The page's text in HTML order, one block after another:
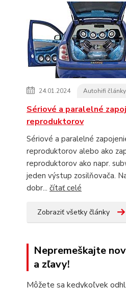
24.01.2024 Autohifi články
Sériové a paralelné
reproduktorov
Sériové a paralelné
reproduktorov alebo ako
reproduktorov ako napr.
jeden výstup zosilňovača.
dobr... čítať celé
Zobraziť všetky články
Nepremeškajte
a zľavy!
Môžete sa kedykoľvek